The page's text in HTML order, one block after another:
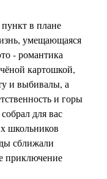
в плане
умещающаяся
- романтика
картошкой,
и выбивалы, а
и горы
для вас
школьников
сближали
приключение